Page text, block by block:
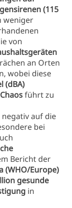
(115
weniger
von
an Orten
wobei diese
(dBA)
Chaosführt zu
auf die
bei
Bericht der
(WHO/Europe)
gesunde
in